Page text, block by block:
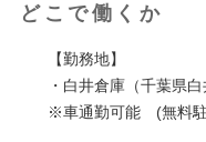
どこで働くか
【勤務地】
・白井倉庫（千葉県
※車通勤可能 (無料駐